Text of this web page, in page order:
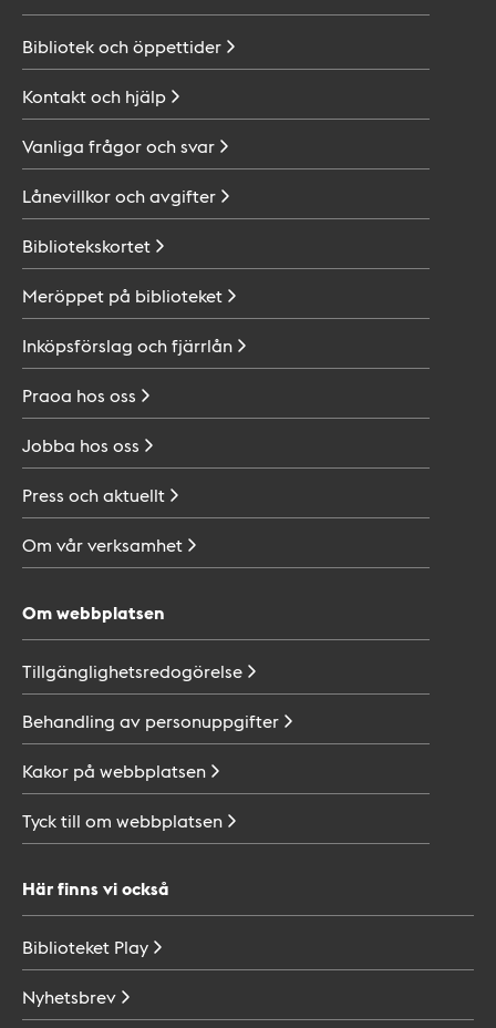
Bibliotek ochöppettider
Kontakt och hjälp
Vanliga frågor ochsvar
Lånevillkor ochavgifter
Bibliotekskortet
Meröppet på biblioteket
Inköpsförslag ochfjärrlån
Praoa hos oss
Jobba hos oss
Press ochaktuellt
Om vårverksamhet
Om webbplatsen
Tillgänglighetsredogörelse
Behandling av personuppgifter
Kakor på webbplatsen
Tyck till om webbplatsen
Här finns vi också
Biblioteket Play
Nyhetsbrev